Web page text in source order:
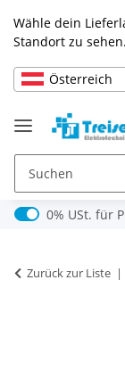
Wähle dein
Standort zu sehen.
Österreich
0% USt. für
0% USt. für
Zurück zur Liste